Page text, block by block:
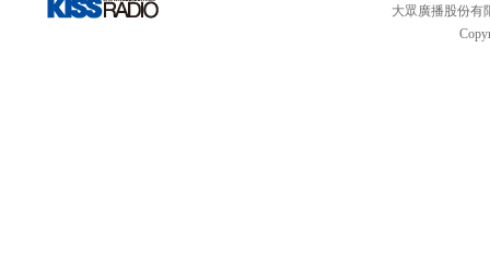
大眾廣播股份有